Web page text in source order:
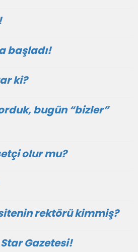
başladı!
ki?
bugün “bizler”
olur mu?
rektörü kimmiş?
Gazetesi!